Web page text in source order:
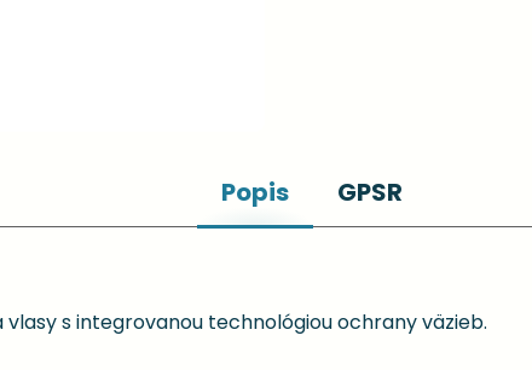
Popis GPSR
s integrovanou technológiou ochrany väzieb.